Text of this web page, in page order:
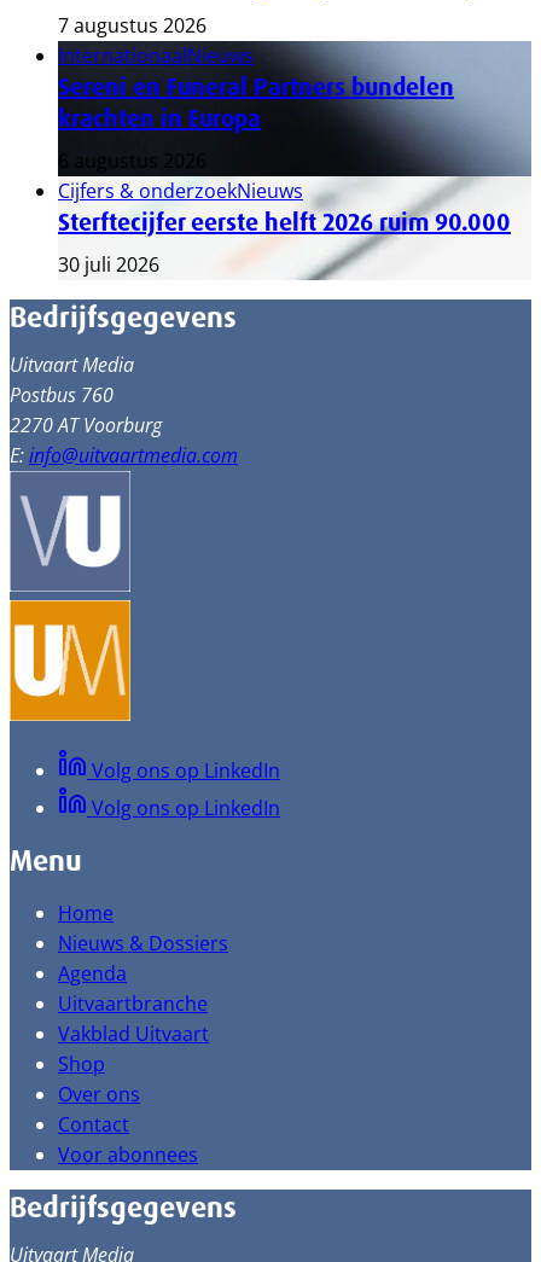
7 augustus 2026
InternationaalNieuws
Sereni en Funeral Partners bundelen
krachten in Europa
6 augustus 2026
Cijfers & onderzoekNieuws
Sterftecijfer eerste helft 2026 ruim 90.000
30 juli 2026
Bedrijfsgegevens
Uitvaart Media
Postbus 760
2270 AT Voorburg
E:info@uitvaartmedia.com
Volg ons op LinkedIn
Volg ons op LinkedIn
Menu
Home
Nieuws & Dossiers
Agenda
Uitvaartbranche
Vakblad Uitvaart
Shop
Over ons
Contact
Voor abonnees
Bedrijfsgegevens
Uitvaart Media